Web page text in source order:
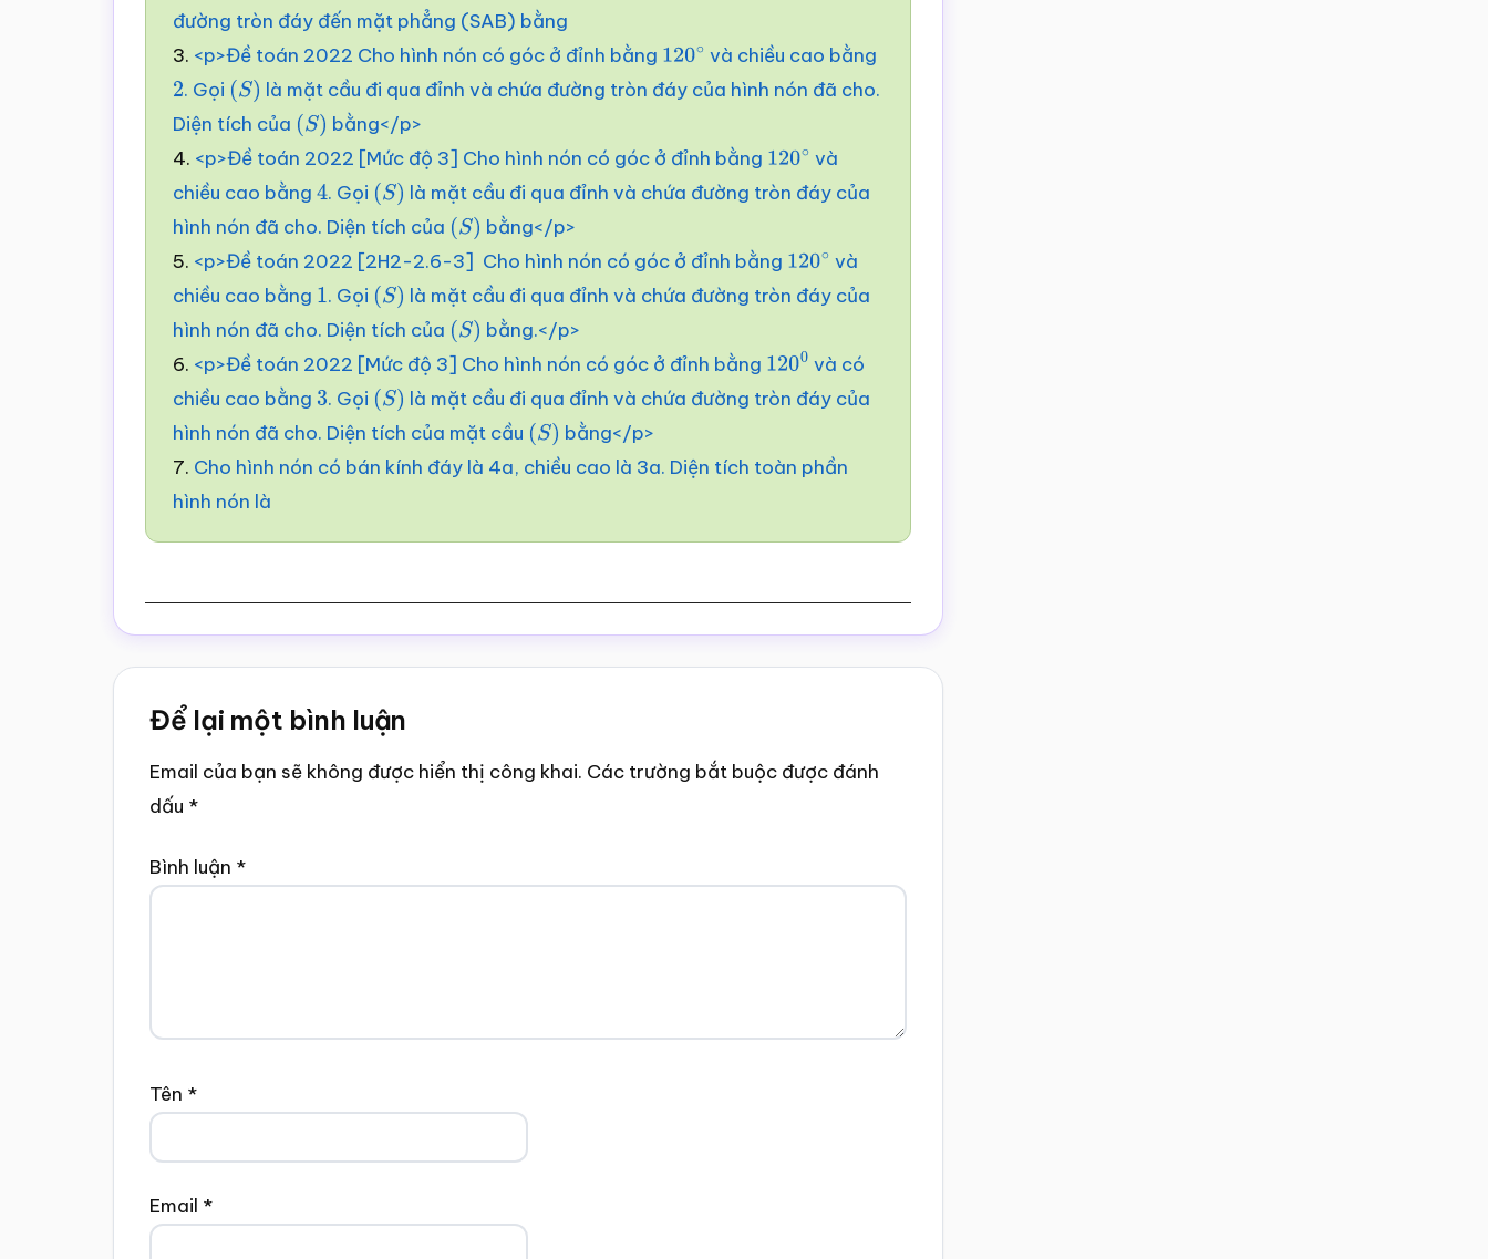
đường tròn đáy đến mặt phẳng (SAB) bằng
3. <p>Đề toán 2022 Cho hình nón có góc ở đỉnh bằng 120∘ và chiều cao bằng
2. Gọi (S) là mặt cầu đi qua đỉnh và chứa đường tròn đáy của hình nón đã cho.
Diện tích của (S) bằng</p>
4. <p>Đề toán 2022 [Mức độ 3] Cho hình nón có góc ở đỉnh bằng 120∘ và
chiều cao bằng 4. Gọi (S) là mặt cầu đi qua đỉnh và chứa đường tròn đáy của
hình nón đã cho. Diện tích của (S) bằng</p>
5. <p>Đề toán 2022 [2H2-2.6-3] Cho hình nón có góc ở đỉnh bằng 120∘ và
chiều cao bằng 1. Gọi (S) là mặt cầu đi qua đỉnh và chứa đường tròn đáy của
hình nón đã cho. Diện tích của (S) bằng.</p>
6. <p>Đề toán 2022 [Mức độ 3] Cho hình nón có góc ở đỉnh bằng 1200 và có
chiều cao bằng 3. Gọi (S) là mặt cầu đi qua đỉnh và chứa đường tròn đáy của
hình nón đã cho. Diện tích của mặt cầu (S) bằng</p>
7. Cho hình nón có bán kính đáy là 4a, chiều cao là 3a. Diện tích toàn phần
hình nón là
Reader
Interactions
Để lại một bình luận
Email của bạn sẽ không được hiển thị công khai. Các trường bắt buộc được đánh
dấu *
Bình luận *
Tên *
Email *